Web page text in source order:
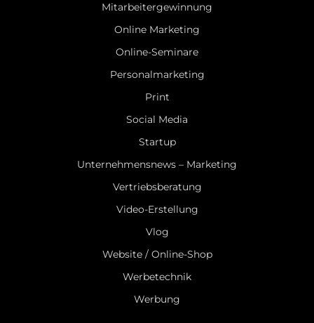
Mitarbeitergewinnung
Online Marketing
Online-Seminare
Personalmarketing
Print
Social Media
Startup
Unternehmensnews – Marketing
Vertriebsberatung
Video-Erstellung
Vlog
Website / Online-Shop
Werbetechnik
Werbung